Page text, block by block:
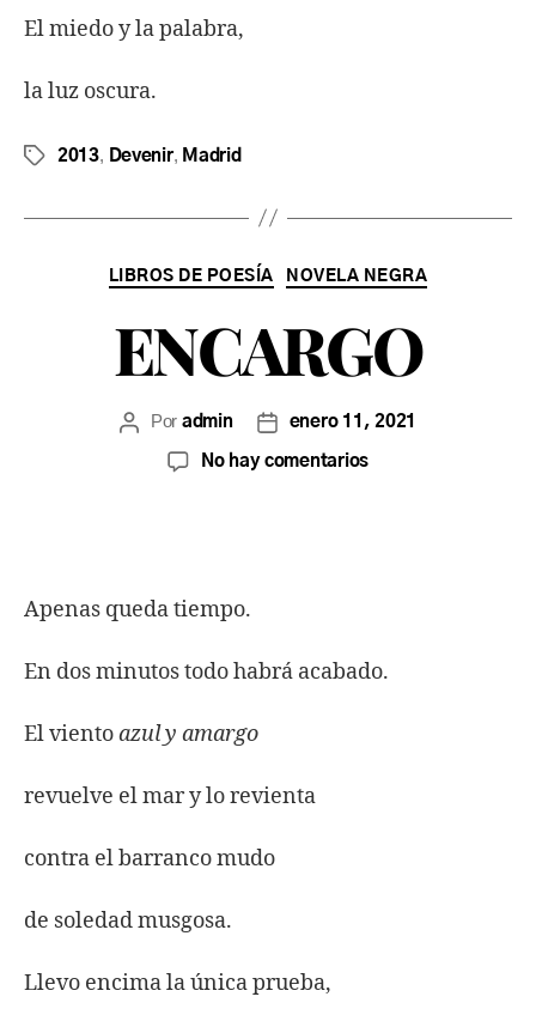
El miedo y la palabra,
la luz oscura.
2013, Devenir, Madrid
LIBROS DE POESÍA NOVELA NEGRA
ENCARGO
Por admin enero 11, 2021
No hay comentarios
Apenas queda tiempo.
En dos minutos todo habrá acabado.
El vientoazul y amargo
revuelve el mar y lo revienta
contra el barranco mudo
de soledad musgosa.
Llevo encima la única prueba,